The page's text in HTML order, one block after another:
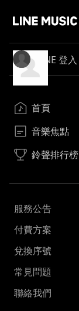
LINE 登入
首頁
音樂焦點
鈴聲排行榜
服務公告
付費方案
兌換序號
常見問題
聯絡我們